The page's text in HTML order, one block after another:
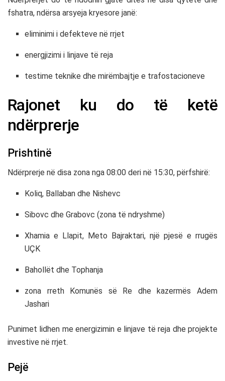
fshatra, ndërsa arsyeja kryesore janë:
eliminimi i defekteve në rrjet
energjizimi i linjave të reja
testime teknike dhe mirëmbajtje e trafostacioneve
Rajonet ku do të ketë
ndërprerje
Prishtinë
Ndërprerje në disa zona nga 08:00 deri në 15:30, përfshirë:
Koliq, Ballaban dhe Nishevc
Sibovc dhe Grabovc (zona të ndryshme)
Xhamia e Llapit, Meto Bajraktari, një pjesë e rrugës
UÇK
Bahollët dhe Tophanja
zona rreth Komunës së Re dhe kazermës Adem
Jashari
Punimet lidhen me energizimin e linjave të reja dhe projekte
investive në rrjet.
Pejë